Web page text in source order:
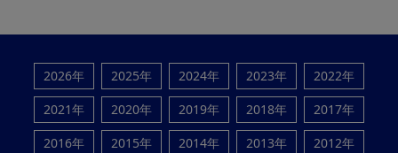
2026年 2025年 2024年 2023年
2022年
2021年
2020年 2019年 2018年
2017年
2016年
2015年 2014年 2013年
2012年